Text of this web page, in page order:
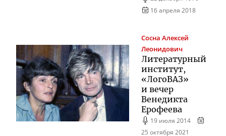
16 апреля 2018
Сосна Алексей
Леонидович
Литературный
институт,
«ЛогоВАЗ»
и вечер
Венедикта
Ерофеева
19 июля 2014
25 октября 2021